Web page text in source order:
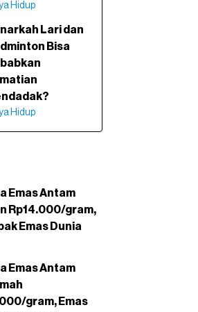
Hidup
Lari dan
Bisa
Hidup
Emas Antam
Rp14.000/gram,
Emas Dunia
Emas Antam
gram, Emas